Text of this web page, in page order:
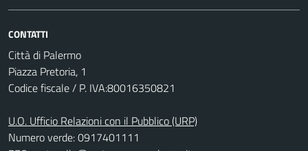
CONTATTI
Città di Palermo
Piazza Pretoria, 1
Codice fiscale / P. IVA:80016350821
U.O. Ufficio Relazioni con il Pubblico (URP)
Numero verde: 0917401111